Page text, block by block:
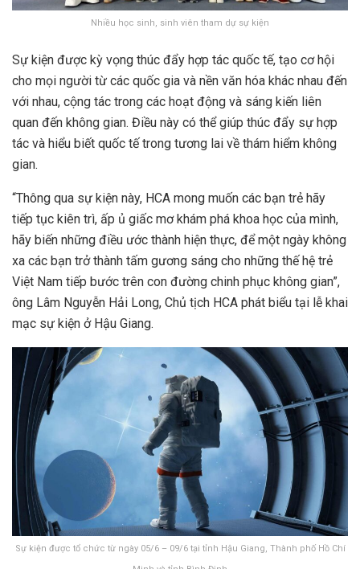
Nhiều học sinh, sinh viên tham dự sự kiện
Sự kiện được kỳ vọng thúc đẩy hợp tác quốc tế, tạo cơ hội
cho mọi người từ các quốc gia và nền văn hóa khác nhau đến
với nhau, cộng tác trong các hoạt động và sáng kiến liên
quan đến không gian. Điều này có thể giúp thúc đẩy sự hợp
tác và hiểu biết quốc tế trong tương lai về thám hiểm không
gian.
“Thông qua sự kiện này, HCA mong muốn các bạn trẻ hãy
tiếp tục kiên trì, ấp ủ giấc mơ khám phá khoa học của mình,
hãy biến những điều ước thành hiện thực, để một ngày không
xa các bạn trở thành tấm gương sáng cho những thế hệ trẻ
Việt Nam tiếp bước trên con đường chinh phục không gian”,
ông Lâm Nguyễn Hải Long, Chủ tịch HCA phát biểu tại lễ khai
mạc sự kiện ở Hậu Giang.
Sự kiện được tổ chức từ ngày 05/6 – 09/6 tại tỉnh Hậu Giang, Thành phố Hồ Chí